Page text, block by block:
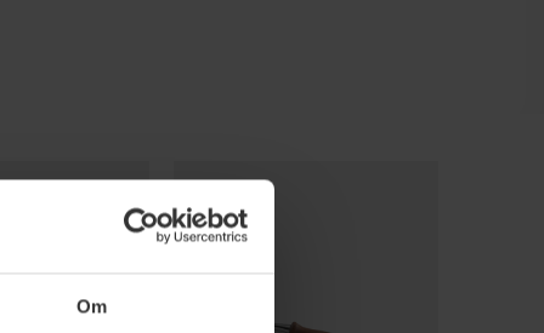
Om